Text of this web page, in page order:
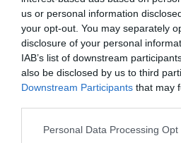
us or personal information
your opt-out. You may separately
disclosure of your personal
IAB’s list of downstream
also be disclosed by us to third
Downstream Participants that may
Personal Data Processing Opt
ταινία.
Είναι ένα ιδιάζον μείγμα, αφού
διαφορετικό. Ο Σπέισι έχει να
ταινία από το 2011 και το